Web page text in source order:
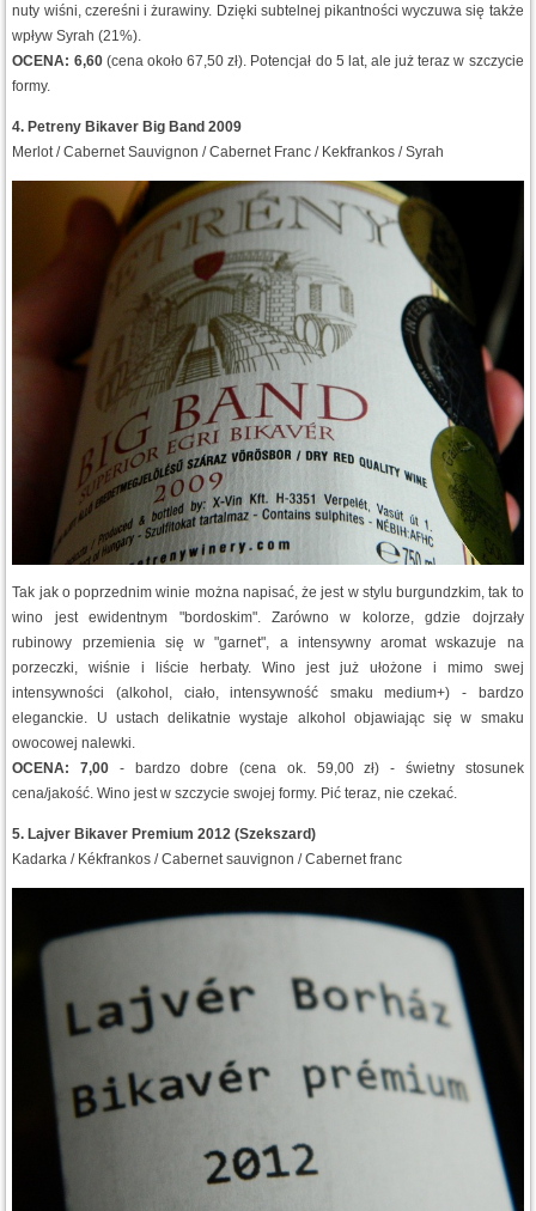
nuty wiśni, czereśni i żurawiny. Dzięki subtelnej pikantności wyczuwa się także
wpływ Syrah (21%).
OCENA: 6,60(cena około 67,50 zł). Potencjał do 5 lat, ale już teraz w szczycie
formy.
4. Petreny Bikaver Big Band 2009
Merlot / Cabernet Sauvignon / Cabernet Franc / Kekfrankos / Syrah
Tak jak o poprzednim winie można napisać, że jest w stylu burgundzkim, tak to
wino jest ewidentnym "bordoskim". Zarówno w kolorze, gdzie dojrzały
rubinowy przemienia się w "garnet", a intensywny aromat wskazuje na
porzeczki, wiśnie i liście herbaty. Wino jest już ułożone i mimo swej
intensywności (alkohol, ciało, intensywność smaku medium+) - bardzo
eleganckie. U ustach delikatnie wystaje alkohol objawiając się w smaku
owocowej nalewki.
OCENA: 7,00 - bardzo dobre (cena ok. 59,00 zł) - świetny stosunek
cena/jakość. Wino jest w szczycie swojej formy. Pić teraz, nie czekać.
5. Lajver Bikaver Premium 2012 (Szekszard)
Kadarka / Kékfrankos / Cabernet sauvignon / Cabernet franc